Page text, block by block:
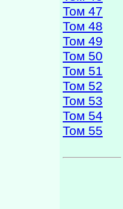
Том 47
Том 48
Том 49
Том 50
Том 51
Том 52
Том 53
Том 54
Том 55